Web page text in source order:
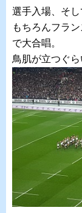
選手入場、そし
もちろんフラ
で大合唱。
鳥肌が立つぐら